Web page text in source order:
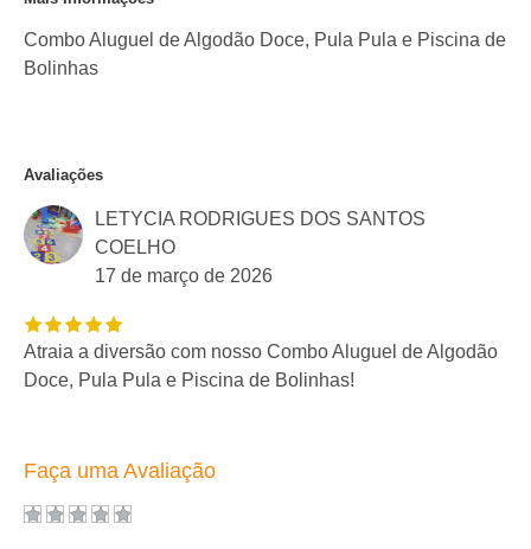
Combo Aluguel de Algodão Doce, Pula Pula e Piscina de
Bolinhas
Avaliações
LETYCIA RODRIGUES DOS SANTOS
COELHO
17 de março de 2026
Atraia a diversão com nosso Combo Aluguel de Algodão
Doce, Pula Pula e Piscina de Bolinhas!
Faça uma Avaliação